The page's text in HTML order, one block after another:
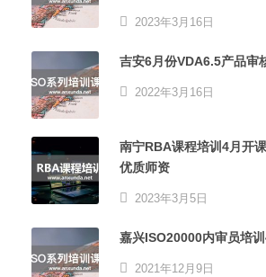
2023年3月16日
吉安6月份VDA6.5产品审
2022年3月16日
南宁RBA课程培训4月开
优质师资
2023年3月5日
嘉兴ISO20000内审员培
2021年12月9日